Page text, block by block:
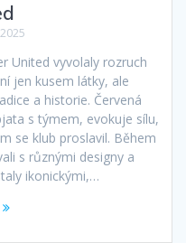
United vyvolaly rozruch
jen kusem látky, ale
a historie. Červená
s týmem, evokuje sílu,
se klub proslavil. Během
s různými designy a
ikonickými,…